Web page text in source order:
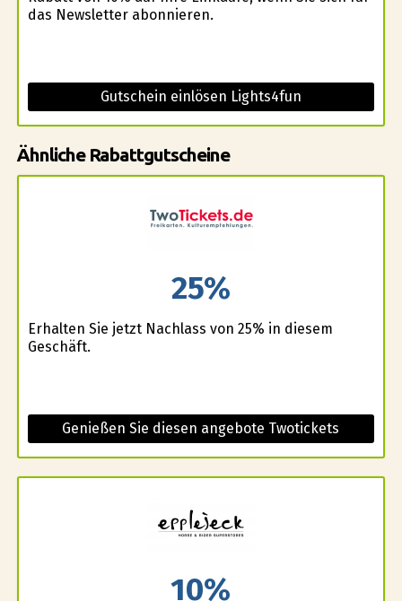
das Newsletter abonnieren.
Gutschein einlösen Lights4fun
Ähnliche Rabattgutscheine
25%
Erhalten Sie jetzt Nachlass von 25% in diesem
Geschäft.
Genießen Sie diesen angebote Twotickets
10%